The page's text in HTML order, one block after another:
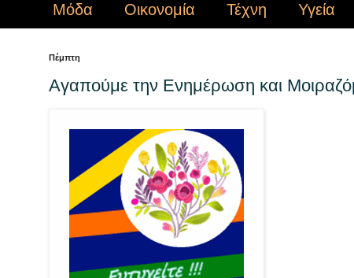
Μόδα Οικονομία Τέχνη Υγεία
Πέμπτη
Αγαπούμε την Ενημέρωση και